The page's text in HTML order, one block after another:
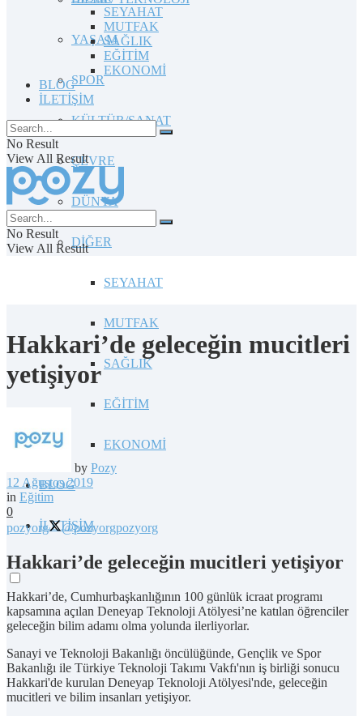
YAŞAM
SPOR
KÜLTÜR/SANAT
ÇEVRE
DÜNYA
DİĞER
SEYAHAT
MUTFAK
SAĞLIK
EĞİTİM
EKONOMİ
BLOG
İLETİŞİM
SEYAHAT
MUTFAK
SAĞLIK
EĞİTİM
EKONOMİ
BLOG
İLETİŞİM
No Result
View All Result
No Result
View All Result
Hakkari’de geleceğin mucitleri
yetişiyor
by Pozy
12 Ağustos 2019
in Eğitim
0
pozyorg
@pozyorgpozyorg
Hakkari’de geleceğin mucitleri yetişiyor
Hakkari’de, Cumhurbaşkanlığının 100 günlük icraat programı
kapsamına açılan Deneyap Teknoloji Atölyesi’ne katılan öğrenciler
geleceğin bilim adamı olma yolunda ilerliyorlar.
Sanayi ve Teknoloji Bakanlığı öncülüğünde, Gençlik ve Spor
Bakanlığı ile Türkiye Teknoloji Takımı Vakfı'nın iş birliği sonucu
Hakkari'de kurulan Deneyap Teknoloji Atölyesi'nde, geleceğin
mucitleri ve bilim insanları yetişiyor.